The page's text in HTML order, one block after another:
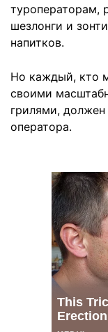
туроператорам,
шезлонги и
напитков.
Но каждый, кто
своими
грилями,
оператора.